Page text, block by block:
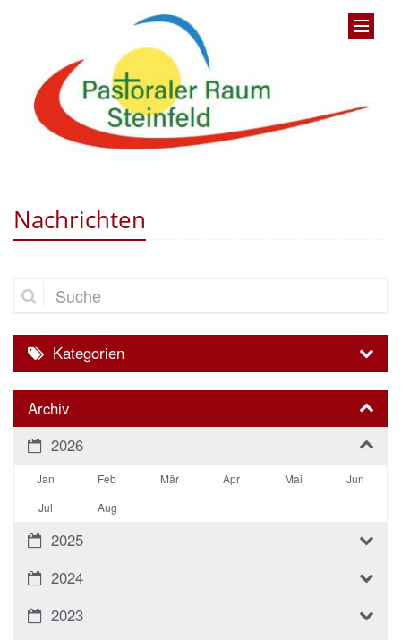
Nachrichten
Suche
Kategorien
Archiv
2026
Jan Feb Mär Apr Mai
Jun
Jul
Aug
2025
2024
2023